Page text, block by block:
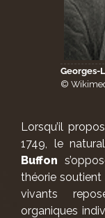
Georges-
©
Lorsqu’il
1749, le
Buffon
théorie soutient
vivants
organiques